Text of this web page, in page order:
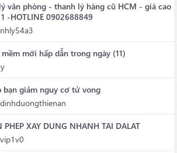
văn phòng - thanh lý hàng cũ HCM - giá cao
-HOTLINE 0902688849
mới hấp dẫn trong ngày (11)
bạn giảm nguy cơ tử vong
PHEP XAY DUNG NHANH TAI DALAT